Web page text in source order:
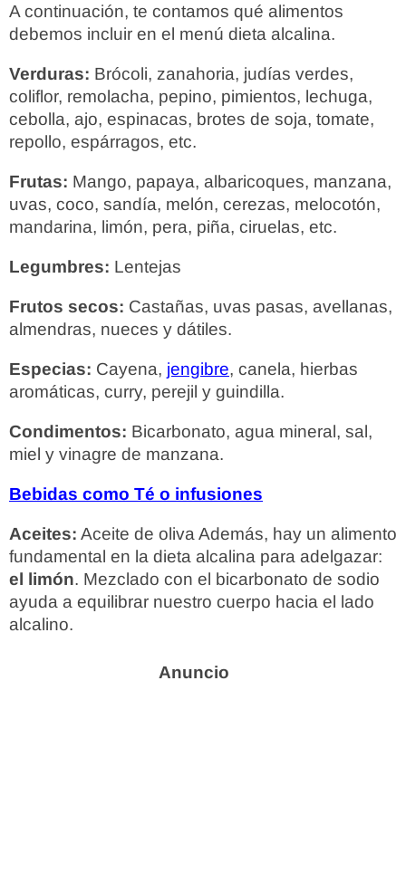
A continuación, te contamos qué alimentos
debemos incluir en el menú dieta alcalina.
Verduras: Brócoli, zanahoria, judías verdes,
coliflor, remolacha, pepino, pimientos, lechuga,
cebolla, ajo, espinacas, brotes de soja, tomate,
repollo, espárragos, etc.
Frutas: Mango, papaya, albaricoques, manzana,
uvas, coco, sandía, melón, cerezas, melocotón,
mandarina, limón, pera, piña, ciruelas, etc.
Legumbres: Lentejas
Frutos secos: Castañas, uvas pasas, avellanas,
almendras, nueces y dátiles.
Especias: Cayena, jengibre, canela, hierbas
aromáticas, curry, perejil y guindilla.
Condimentos: Bicarbonato, agua mineral, sal,
miel y vinagre de manzana.
Bebidas como Té o infusiones
Aceites: Aceite de oliva Además, hay un alimento
fundamental en la dieta alcalina para adelgazar:
el limón. Mezclado con el bicarbonato de sodio
ayuda a equilibrar nuestro cuerpo hacia el lado
alcalino.